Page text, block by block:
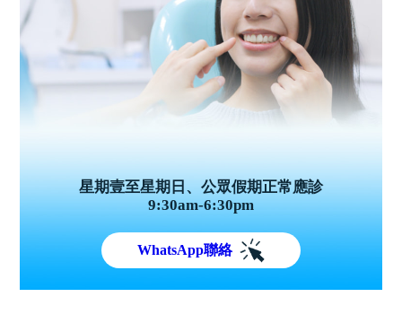
星期壹至星期日、公眾假期正常應診
9:30am-6:30pm
WhatsApp聯絡